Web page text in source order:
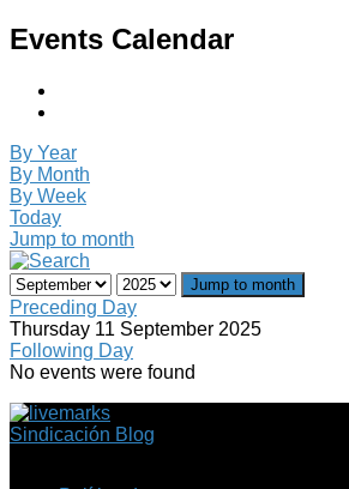
Events Calendar
By Year
By Month
By Week
Today
Jump to month
Jump to month
Preceding Day
Thursday 11 September 2025
Following Day
No events were found
Sindicación Blog